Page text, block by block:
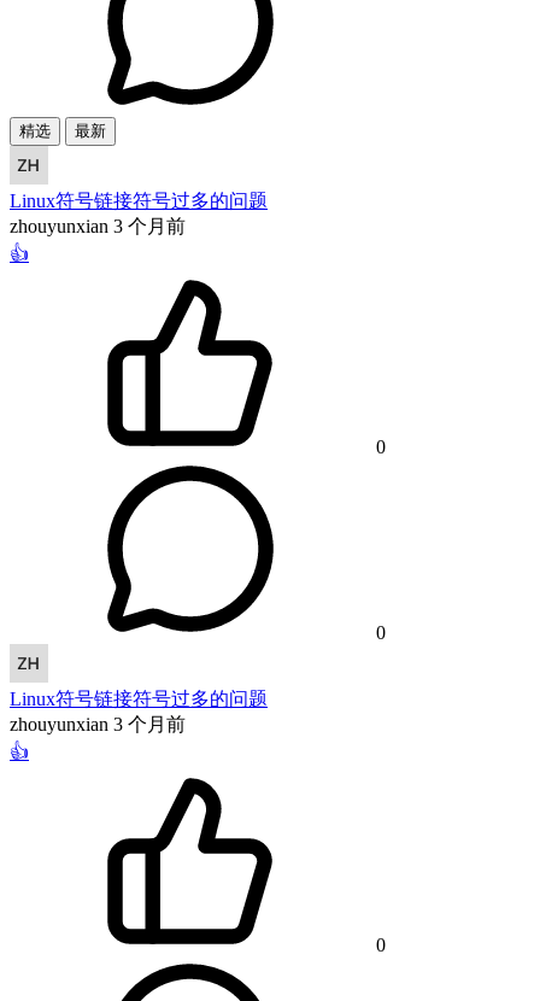
精选 最新
Linux符号链接符号过多的问题
zhouyunxian 3 个月前
👍
0
0
Linux符号链接符号过多的问题
zhouyunxian 3 个月前
👍
0